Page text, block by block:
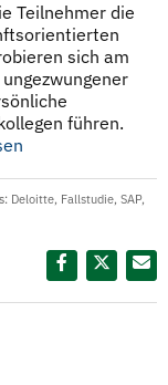
Teilnehmer die
sich am
führen.
Deloitte, Fallstudie, SAP,